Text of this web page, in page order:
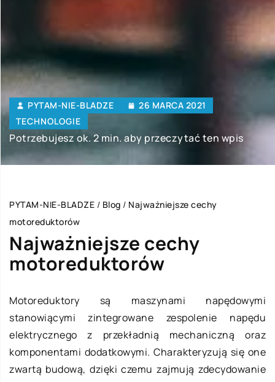
PYTAM-NIE-BLADZE
26 MARCA 2021
TECHNOLOGIE
Potrzebujesz ok. 2 min. aby przeczytać ten wpis
PYTAM-NIE-BLADZE / Blog / Najważniejsze cechy
motoreduktorów
Najważniejsze cechy
motoreduktorów
Motoreduktory są maszynami napędowymi
stanowiącymi zintegrowane zespolenie napędu
elektrycznego z przekładnią mechaniczną oraz
komponentami dodatkowymi. Charakteryzują się one
zwartą budową, dzięki czemu zajmują zdecydowanie